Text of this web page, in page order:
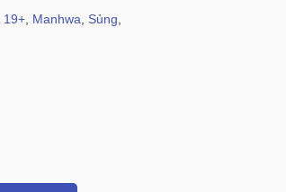
19+, Manhwa Sủng